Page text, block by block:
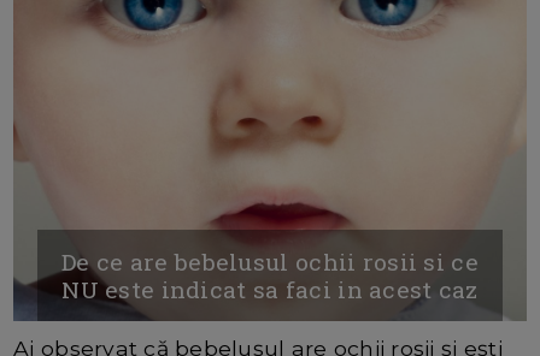
De ce are bebelusul ochii rosii si ce
NU este indicat sa faci in acest caz
Ai observat că bebelușul are ochii roșii și ești